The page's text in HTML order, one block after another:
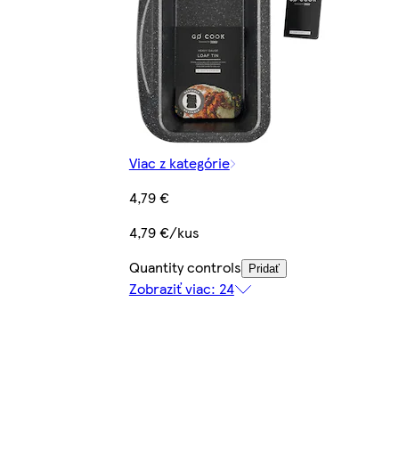
Viac z kategórie
4,79 €
4,79 €/kus
Quantity controls
Pridať
Zobraziť viac: 24